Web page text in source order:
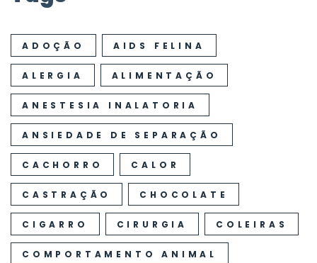
ADOÇÃO AIDS FELINA
ALERGIA ALIMENTAÇÃO
ANESTESIA INALATORIA
ANSIEDADE DE SEPARAÇÃO
CACHORRO CALOR
CASTRAÇÃO CHOCOLATE
CIGARRO CIRURGIA COLEIRAS
COMPORTAMENTO ANIMAL